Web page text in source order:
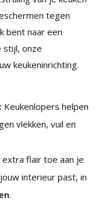
tegen
bent naar een
stijl, onze
keukeninrichting.
Keukenlopers helpen
vlekken, vuil en
extra flair toe aan je
interieur past, in
.